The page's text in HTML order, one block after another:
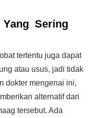
Yang Sering
tertentu juga dapat
atau usus, jadi tidak
dokter mengenai ini,
alternatif dari
tersebut. Ada